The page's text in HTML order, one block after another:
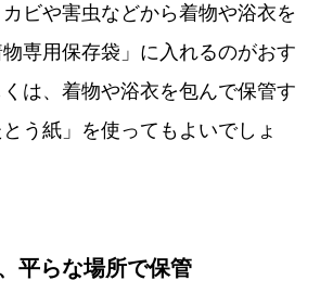
ビや害虫などから着物や浴衣を
専用保存袋」に入れるのがおす
は、着物や浴衣を包んで保管す
う紙」を使ってもよいでしょ
平らな場所で保管